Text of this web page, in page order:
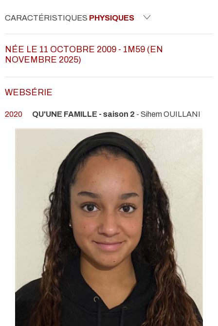
CARACTÉRISTIQUES PHYSIQUES
NÉE LE 11 OCTOBRE 2009 - 1M59 (EN
NOVEMBRE 2025)
WEBSÉRIE
2020 QU'UNE FAMILLE - saison 2 - Sihem OUILLANI